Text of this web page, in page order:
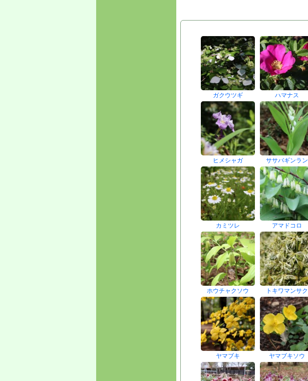
ガクウツギ ハマナス
ヒメシャガ ササバギンラン
カミツレ アマドコロ
ホウチャクソウ トキワマンサク
ヤマブキ ヤマブキソウ